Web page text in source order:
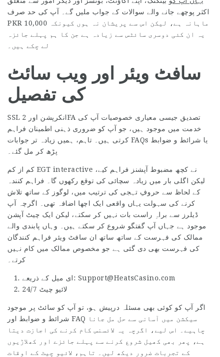
اکثر پوچھے جانے والے سوالات کے جواب ملیں گے۔ آپ کی حد صرف
PKR 10,000 ماہانہ ہے، لیکن اس سے پریشان نہ ہوں کیونکہ
یہ ان کئی دوسری سائٹس سے زیادہ ہے جن کا ہم پہلے جائزہ
لے چکے ہیں۔
سافٹ ویئر اور ویب سائٹ
کی تفصیل
SSL انکرپشن اور 2FA تصدیق جیسی معیاری خصوصیات آپ کی
خدمت میں موجود ہیں، جو آپ کو ضروری ذہنی اطمینان فراہم
کرتی ہیں۔ تاہم، ہمیں زیادہ تر جوابات FAQs یا شرائط و ضوابط
پڑھ کر مل گئے۔
کم از کم EGT interactive نے کچھ مضبوط آپشنز فراہم کیے،
لیکن اگلی بار میں زیادہ سچائی کی توقع رکھوں گا۔ فراہم کنندہ
کے لحاظ سے حروفِ تہجی کی ترتیب میں، لوگوز کے ساتھ تلاش
کرنے کی سہولت یہاں واقعی ایک اچھا اضافہ تھی۔ اگرچہ آپ
ڈیلرز سے براہِ راست بات نہیں کر سکتے، لیکن ایک چیٹ آپشن
موجود ہے جہاں آپ گفتگو شروع کر سکتے ہیں۔ وہاں پابندی والے
ممالک کی فہرست کے ساتھ ساتھ ان سافٹ ویئر فراہم کنندگان
کی فہرست بھی دی گئی ہے جو مخصوص ممالک میں کام نہیں
کرتے۔
ای میل کے ذریعے: Support@HeatsCasino.com
24/7 لائیو چیٹ
اگر آپ کو کوئی بھی مسئلہ درپیش ہو، تو آپ کو سائٹ پر موجود
شرائط و ضوابط اور FAQ سیکشن میں آسانی سے حل مل جانا
چاہیے۔ اس لیے، اگرچہ یہ لائسنس کام کرنے کی اجازت دیتا
ہے، پھر بھی کھیل شروع کرنے سے پہلے جائزے اور کھلاڑیوں
کے تجربات ضرور دیکھ لیں۔ تاہم، لائیو چیٹ کے اوقات